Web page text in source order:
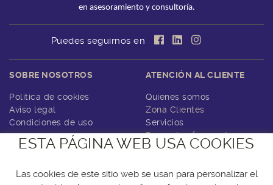
en asesoramiento y consultoría.
Puedes seguirnos en
SOBRE NOSOTROS
Política de cookies
Aviso legal
Condiciones de uso
ATENCIÓN AL CLIENTE
Quienes somos
Zona Clientes
Servicios
Preguntas frecuentes
Contacto
ESTA PÁGINA WEB USA COOKIES
Las cookies de este sitio web se usan para personalizar el